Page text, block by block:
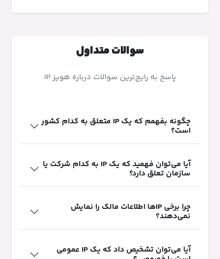
سوالات متداول
پاسخ به رایج‌ترین سوالات درباره هویز IP
چگونه بفهمم که یک IP متعلق به کدام کشور
است؟
آیا می‌توان فهمید که یک IP به کدام شرکت یا
سازمان تعلق دارد؟
چرا برخی IPها اطلاعات مالک را نمایش
نمی‌دهند؟
آیا می‌توان تشخیص داد که یک IP عمومی